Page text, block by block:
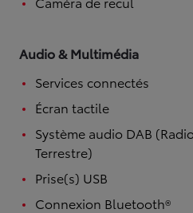
Audio & Multimédia
Services connectés
Écran tactile
Système audio DAB
Terrestre)
Prise(s) USB
Connexion Bluetooth®